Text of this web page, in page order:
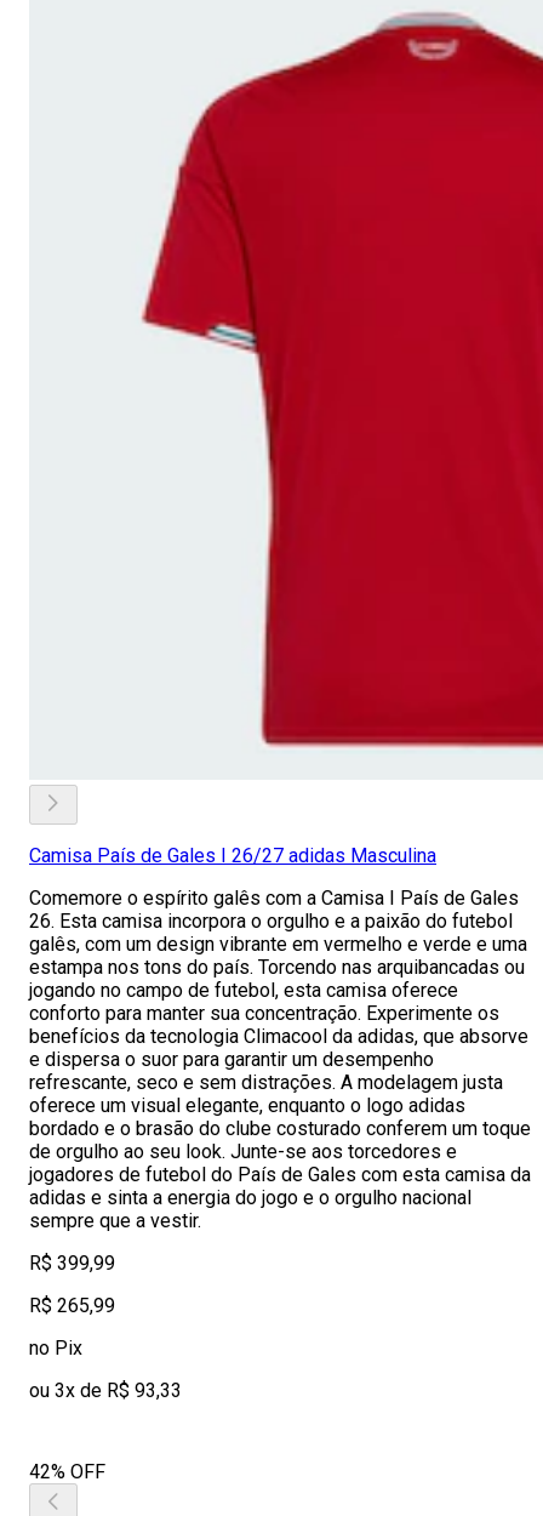
Camisa País de Gales I 26/27 adidas Masculina
Comemore o espírito galês com a Camisa I País de Gales
26. Esta camisa incorpora o orgulho e a paixão do futebol
galês, com um design vibrante em vermelho e verde e uma
estampa nos tons do país. Torcendo nas arquibancadas ou
jogando no campo de futebol, esta camisa oferece
conforto para manter sua concentração. Experimente os
benefícios da tecnologia Climacool da adidas, que absorve
e dispersa o suor para garantir um desempenho
refrescante, seco e sem distrações. A modelagem justa
oferece um visual elegante, enquanto o logo adidas
bordado e o brasão do clube costurado conferem um toque
de orgulho ao seu look. Junte-se aos torcedores e
jogadores de futebol do País de Gales com esta camisa da
adidas e sinta a energia do jogo e o orgulho nacional
sempre que a vestir.
R$ 399,99
R$ 265,99
no Pix
ou 3x de R$ 93,33
42% OFF